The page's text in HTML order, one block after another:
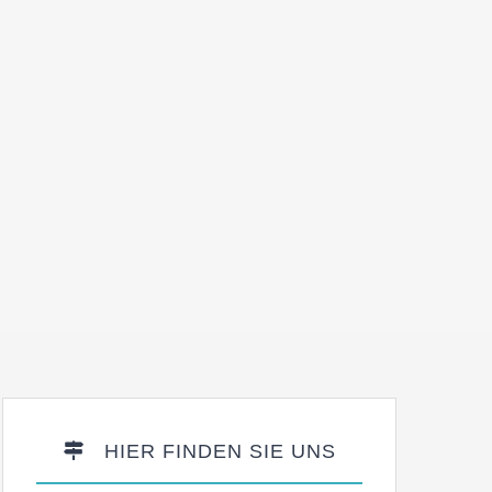
HIER FINDEN SIE UNS